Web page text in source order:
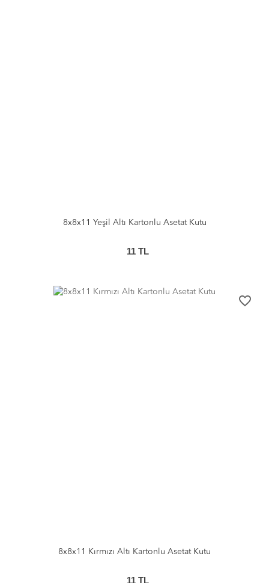
8x8x11 Yeşil Altı Kartonlu Asetat Kutu
11TL
favorite_border
8x8x11 Kırmızı Altı Kartonlu Asetat Kutu
11TL